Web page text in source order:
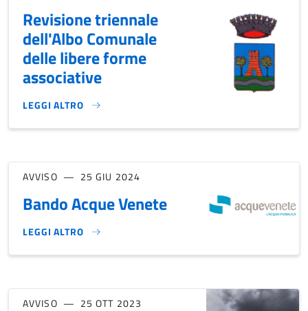
Revisione triennale
dell'Albo Comunale
delle libere forme
associative
LEGGI ALTRO
REVISIONE TRIENNALE DELL'ALBO COMUNALE DELLE
AVVISO 25 GIU 2024
Bando Acque Venete
LEGGI ALTRO
BANDO ACQUE VENETE}
AVVISO 25 OTT 2023